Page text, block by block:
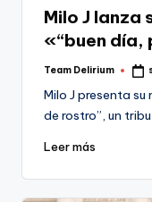
Milo J lanza
«“buen
Publicado
Team Delirium
Milo J presenta
de rostro”, un
Leer más